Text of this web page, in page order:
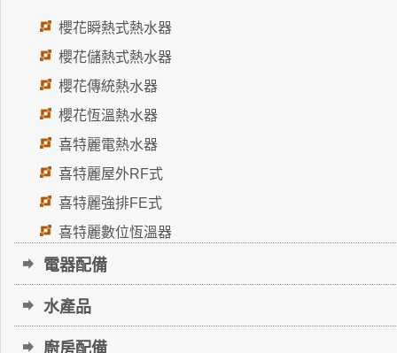
櫻花瞬熱式熱水器
櫻花儲熱式熱水器
櫻花傳統熱水器
櫻花恆溫熱水器
喜特麗電熱水器
喜特麗屋外RF式
喜特麗強排FE式
喜特麗數位恆溫器
電器配備
水產品
廚房配備